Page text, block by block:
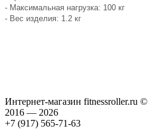
- Максимальная нагрузка: 100 кг
- Вес изделия: 1.2 кг
Интернет-магазин fitnessroller.ru ©
2016 — 2026
+7 (917) 565-71-63